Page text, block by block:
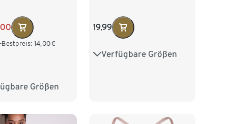
Bestpreis: 14,00€
Größen
75B 80A
19,99
Verfügbare Größen
75A 75B 75C